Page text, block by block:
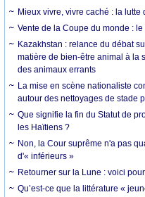
Mieux vivre, vivre caché : la lutte
Vente de la Coupe du monde : le
Kazakhstan : relance du débat
matière de bien-être animal à la
des animaux errants
La mise en scène nationaliste
autour des nettoyages de stade
Que signifie la fin du Statut de
les Haïtiens ?
Non, la Cour suprême n'a pas
d'« inférieurs »
Retourner sur la Lune : voici
Qu’est-ce que la littérature «